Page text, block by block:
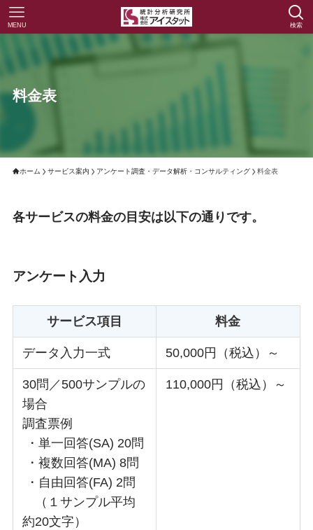
検索
MENU
料金表
ホーム サービス案内 アンケート調査・データ解析・コンサルティング 料金表
各サービスの料金の目安は以下の通りです。
アンケート入力
サービス項目 料金
データ入力一式 50,000円（税込）～
30問／500サンプルの
場合
調査票例
・単一回答(SA) 20問
・複数回答(MA) 8問
・自由回答(FA) 2問
（１サンプル平均
約20文字）
110,000円（税込）～